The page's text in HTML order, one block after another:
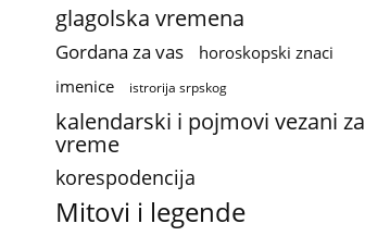
glagolska vremena
Gordana za vas horoskopski znaci
imenice istrorija srpskog
kalendarski i pojmovi vezani za
vreme
korespodencija
Mitovi i legende